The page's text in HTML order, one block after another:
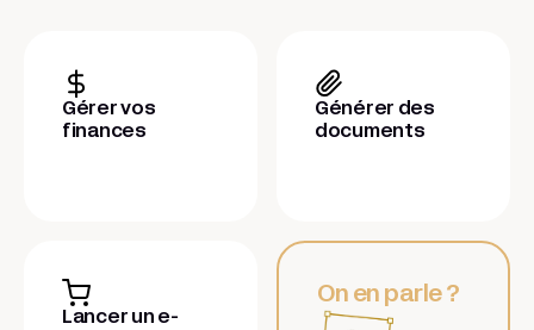
Gérer vos
finances
Générer des
documents
Lancer un e-
On en parle ?